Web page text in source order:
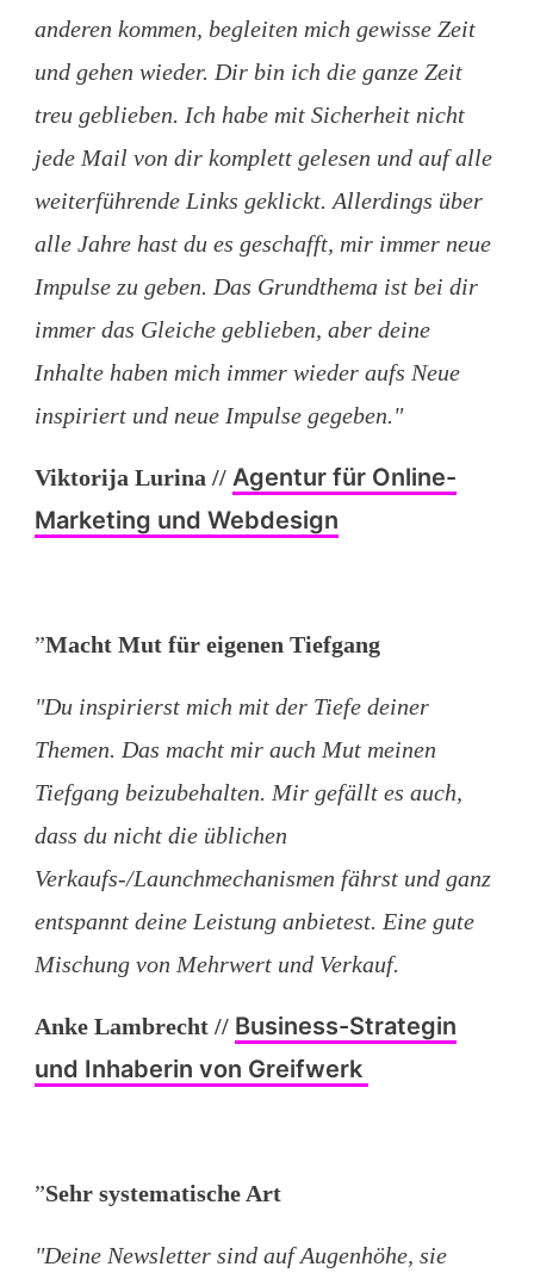
anderen kommen, begleiten mich gewisse Zeit
und gehen wieder. Dir bin ich die ganze Zeit
treu geblieben. Ich habe mit Sicherheit nicht
jede Mail von dir komplett gelesen und auf alle
weiterführende Links geklickt. Allerdings über
alle Jahre hast du es geschafft, mir immer neue
Impulse zu geben. Das Grundthema ist bei dir
immer das Gleiche geblieben, aber deine
Inhalte haben mich immer wieder aufs Neue
inspiriert und neue Impulse gegeben."
Viktorija Lurina // Agentur für Online-
Marketing und Webdesign
”Macht Mut für eigenen Tiefgang
"Du inspirierst mich mit der Tiefe deiner
Themen. Das macht mir auch Mut meinen
Tiefgang beizubehalten. Mir gefällt es auch,
dass du nicht die üblichen
Verkaufs-/Launchmechanismen fährst und ganz
entspannt deine Leistung anbietest. Eine gute
Mischung von Mehrwert und Verkauf.
Anke Lambrecht // Business-Strategin
und Inhaberin von Greifwerk
”Sehr systematische Art
"Deine Newsletter sind auf Augenhöhe, sie